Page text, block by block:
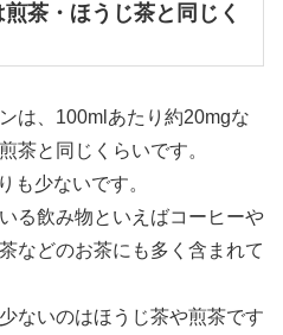
茶・ほうじ茶と同じく
は、100mlあたり約20mgな
茶と同じくらいです。
も少ないです。
る飲み物といえばコーヒーや
などのお茶にも多く含まれて
ないのはほうじ茶や煎茶です